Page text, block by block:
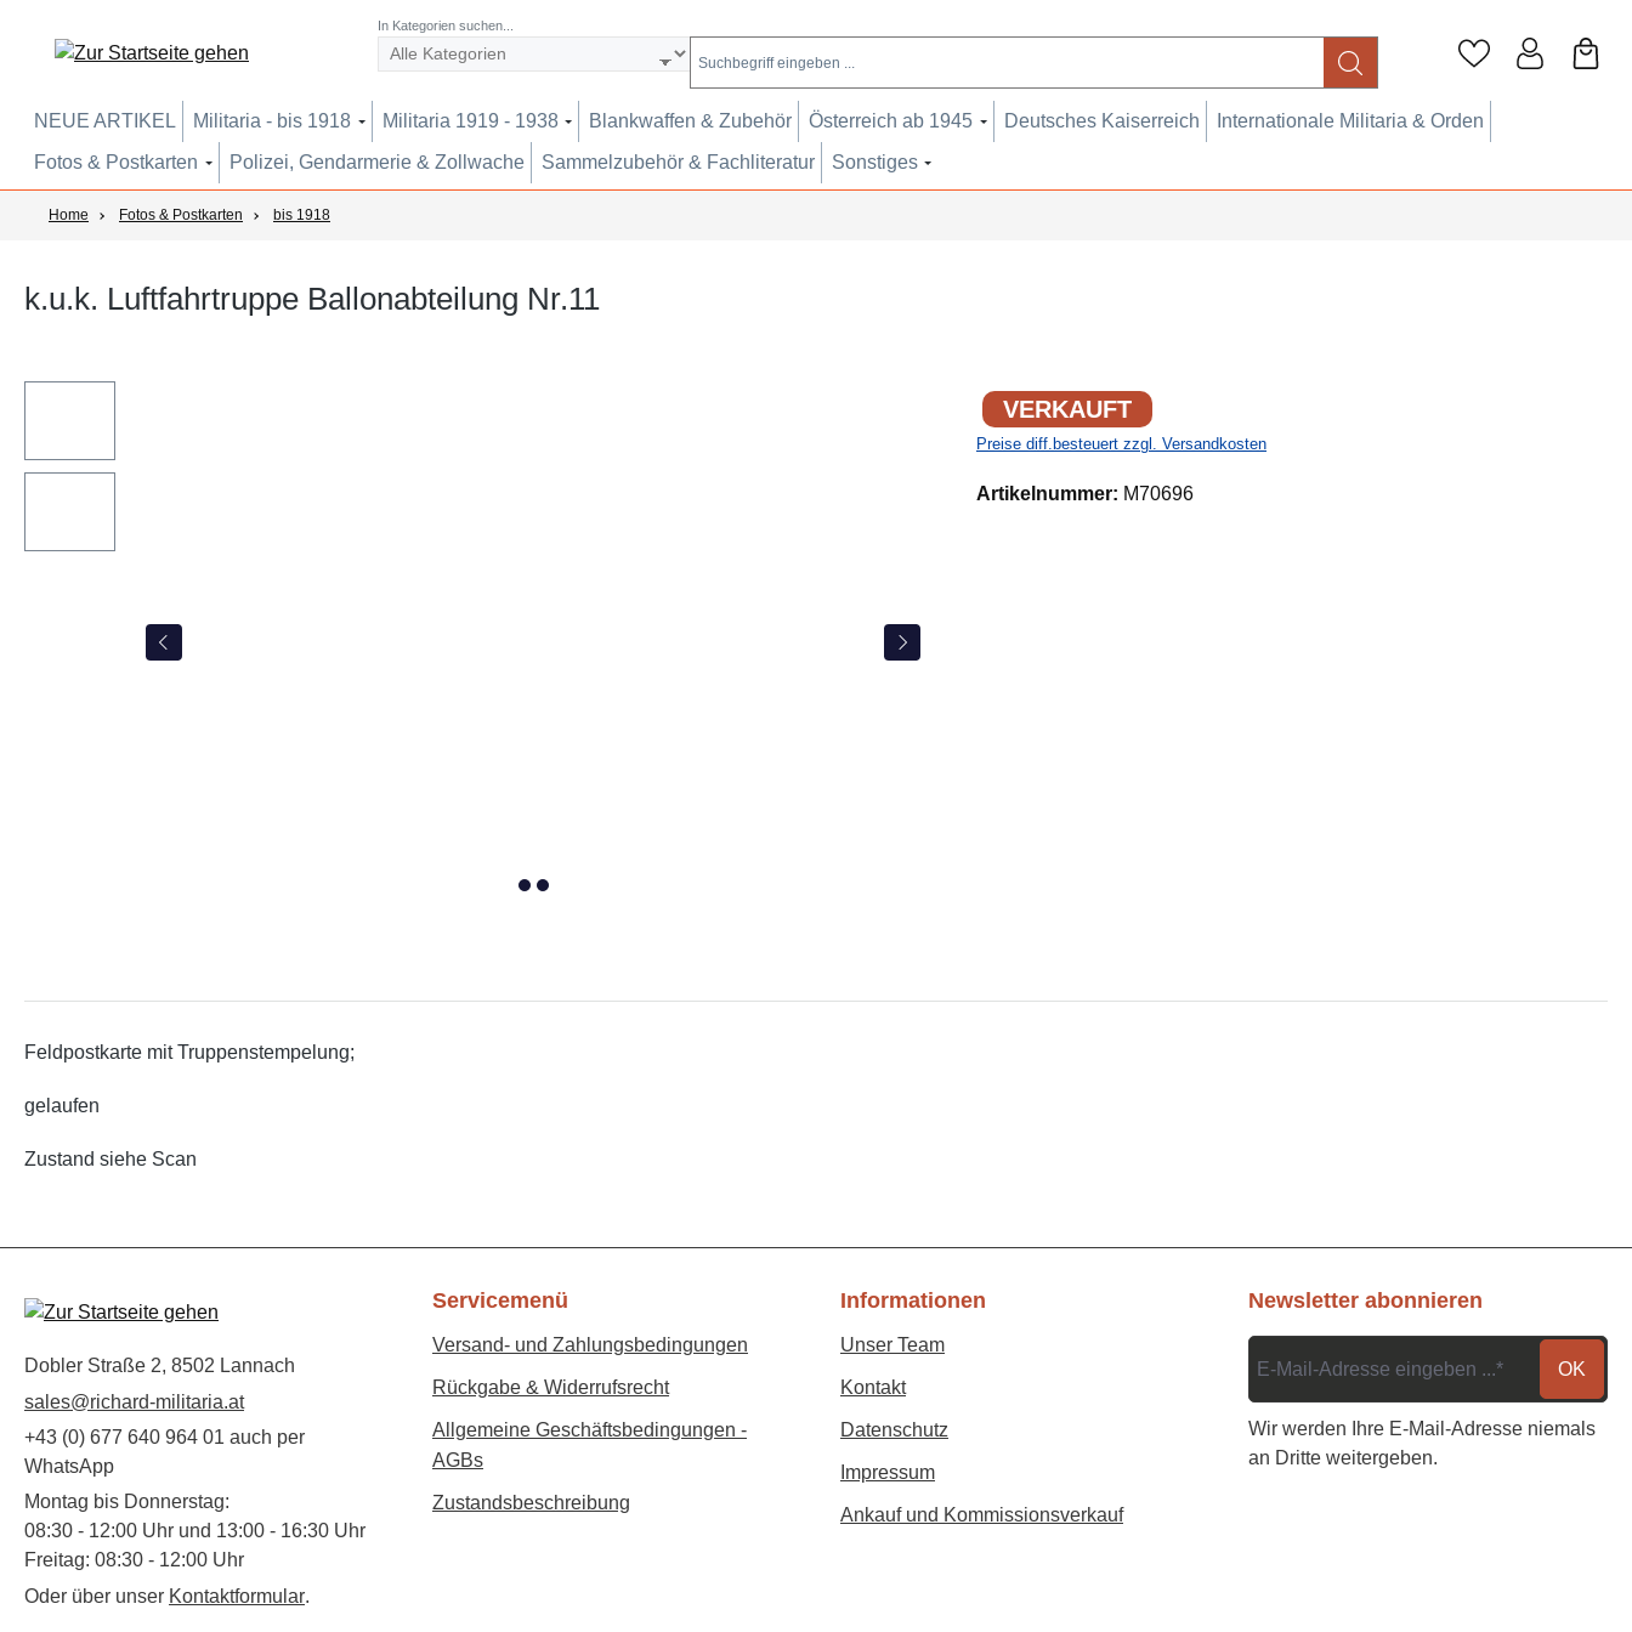
In Kategorien suchen...
NEUE ARTIKEL Militaria - bis 1918 Militaria 1919 - 1938 Blankwaffen & Zubehör Österreich ab 1945 Deutsches Kaiserreich
Internationale Militaria & Orden
Fotos & Postkarten
Polizei, Gendarmerie & Zollwache Sammelzubehör & Fachliteratur Sonstiges
Home Fotos & Postkarten bis 1918
k.u.k. Luftfahrtruppe Ballonabteilung Nr.11
VERKAUFT
Preise diff.besteuert zzgl. Versandkosten
Artikelnummer: M70696
Feldpostkarte mit Truppenstempelung;
gelaufen
Zustand siehe Scan
Dobler Straße 2, 8502 Lannach
sales@richard-militaria.at
+43 (0) 677 640 964 01 auch per
WhatsApp
Montag bis Donnerstag:
08:30 - 12:00 Uhr und 13:00 - 16:30 Uhr
Freitag: 08:30 - 12:00 Uhr
Oder über unser Kontaktformular.
Servicemenü
Versand- und Zahlungsbedingungen
Rückgabe & Widerrufsrecht
Allgemeine Geschäftsbedingungen -
AGBs
Zustandsbeschreibung
Informationen
Unser Team
Kontakt
Datenschutz
Impressum
Ankauf und Kommissionsverkauf
Newsletter abonnieren
OK
Wir werden Ihre E-Mail-Adresse niemals
an Dritte weitergeben.